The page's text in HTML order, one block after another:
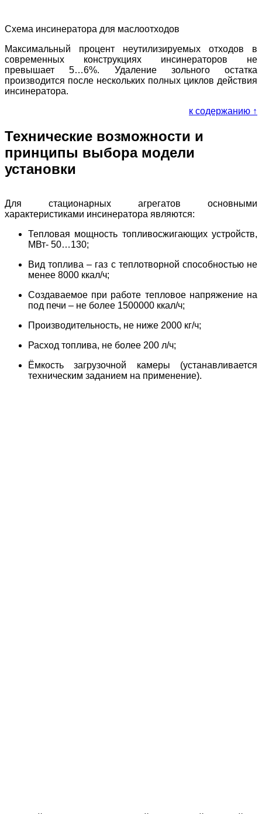
Схема инсинератора для маслоотходов
Максимальный процент неутилизируемых отходов в
современных конструкциях инсинераторов не
превышает 5…6%. Удаление зольного остатка
производится после нескольких полных циклов действия
инсинератора.
к содержанию ↑
Технические возможности и
принципы выбора модели
установки
Для стационарных агрегатов основными
характеристиками инсинератора являются:
Тепловая мощность топливосжигающих устройств,
МВт- 50…130;
Вид топлива – газ с теплотворной способностью не
менее 8000 ккал/ч;
Создаваемое при работе тепловое напряжение на
под печи – не более 1500000 ккал/ч;
Производительность, не ниже 2000 кг/ч;
Расход топлива, не более 200 л/ч;
Ёмкость загрузочной камеры (устанавливается
техническим заданием на применение).